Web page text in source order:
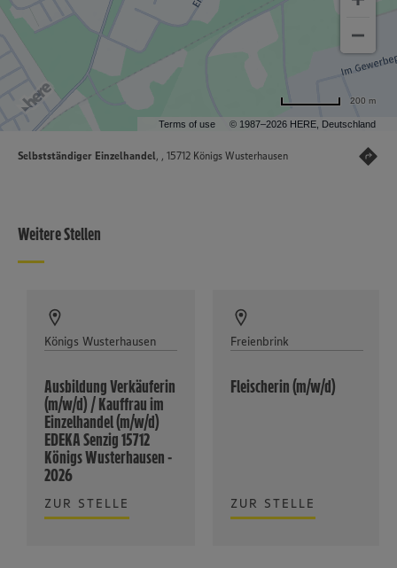
Terms of use © 1987–2026 HERE, Deutschland
200 m
Selbstständiger Einzelhandel, , 15712 Königs Wusterhausen
Weitere Stellen
Königs Wusterhausen
Ausbildung Verkäuferin
(m/w/d) / Kauffrau im
Einzelhandel (m/w/d)
EDEKA Senzig 15712
Königs Wusterhausen -
2026
ZUR STELLE
Freienbrink
Fleischerin (m/w/d)
ZUR STELLE